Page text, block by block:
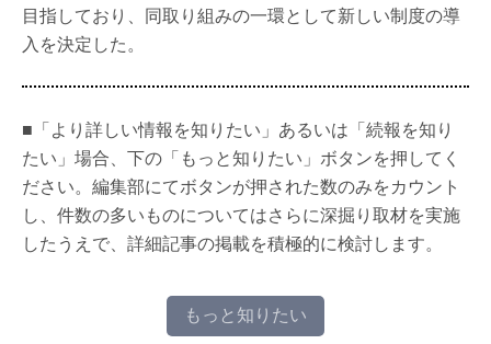
目指しており、同取り組みの一環として新しい制度の導
入を決定した。
■「より詳しい情報を知りたい」あるいは「続報を知り
たい」場合、下の「もっと知りたい」ボタンを押してく
ださい。編集部にてボタンが押された数のみをカウント
し、件数の多いものについてはさらに深掘り取材を実施
したうえで、詳細記事の掲載を積極的に検討します。
もっと知りたい